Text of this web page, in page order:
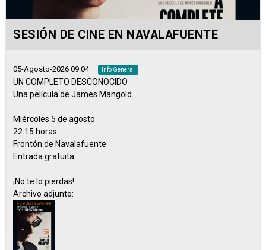
SESIÓN DE CINE EN NAVALAFUENTE
05-Agosto-2026 09:04 Info General
UN COMPLETO DESCONOCIDO
Una película de James Mangold
Miércoles 5 de agosto
22:15 horas
Frontón de Navalafuente
Entrada gratuita
¡No te lo pierdas!
Archivo adjunto: